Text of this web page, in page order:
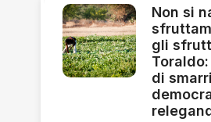
Non si
gli
di